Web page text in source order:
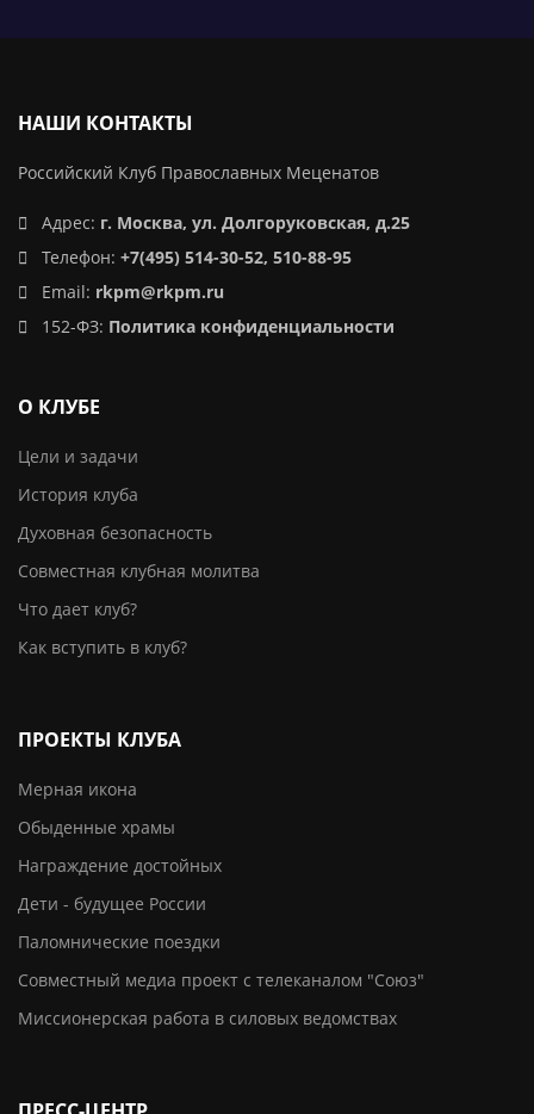
НАШИ КОНТАКТЫ
Российский Клуб Православных Меценатов
Адрес: г. Москва, ул. Долгоруковская, д.25
Телефон: +7(495) 514-30-52, 510-88-95
Email: rkpm@rkpm.ru
152-ФЗ: Политика конфиденциальности
О КЛУБЕ
Цели и задачи
История клуба
Духовная безопасность
Совместная клубная молитва
Что дает клуб?
Как вступить в клуб?
ПРОЕКТЫ КЛУБА
Мерная икона
Обыденные храмы
Награждение достойных
Дети - будущее России
Паломнические поездки
Совместный медиа проект с телеканалом "Союз"
Миссионерская работа в силовых ведомствах